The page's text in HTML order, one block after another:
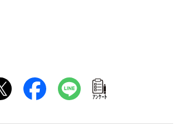
ｱﾝｹｰﾄ